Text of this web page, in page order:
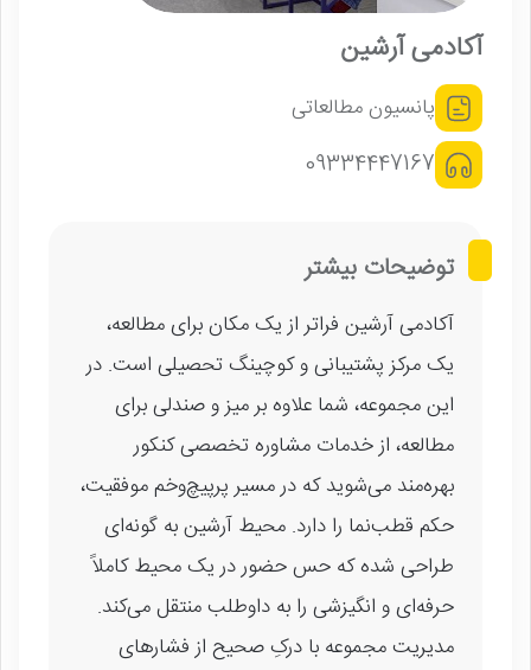
آکادمی آرشین
پانسیون مطالعاتی
09334447167
توضیحات بیشتر
آکادمی آرشین فراتر از یک مکان برای مطالعه،
یک مرکز پشتیبانی و کوچینگ تحصیلی است. در
این مجموعه، شما علاوه بر میز و صندلی برای
مطالعه، از خدمات مشاوره تخصصی کنکور
بهره‌مند می‌شوید که در مسیر پرپیچ‌وخم موفقیت،
حکم قطب‌نما را دارد. محیط آرشین به گونه‌ای
طراحی شده که حس حضور در یک محیط کاملاً
حرفه‌ای و انگیزشی را به داوطلب منتقل می‌کند.
مدیریت مجموعه با درکِ صحیح از فشارهای